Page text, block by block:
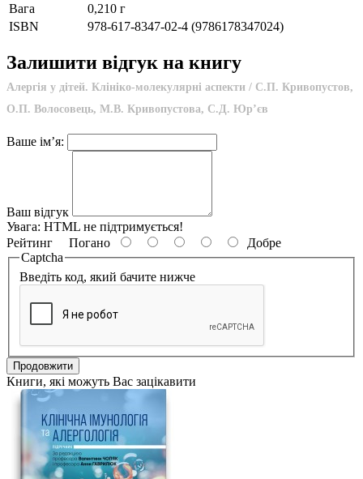
Вага
0,210 г
ISBN
978-617-8347-02-4 (9786178347024)
Залишити відгук на книгу
Алергія у дітей. Клініко-молекулярні аспекти / С.П. Кривопустов,
О.П. Волосовець, М.В. Кривопустова, С.Д. Юр’єв
Ваше ім’я:
Ваш відгук
Увага: HTML не підтримується!
Рейтинг Погано
Добре
Captcha
Введіть код, який бачите нижче
Продовжити
Книги, які можуть Вас зацікавити